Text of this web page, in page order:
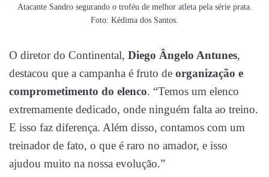
Atacante Sandro segurando o troféu de melhor atleta pela série prata.
Foto: Kédima dos Santos.
O diretor do Continental, Diego Ângelo Antunes,
destacou que a campanha é fruto de organização e
comprometimento do elenco. “Temos um elenco
extremamente dedicado, onde ninguém falta ao treino.
E isso faz diferença. Além disso, contamos com um
treinador de fato, o que é raro no amador, e isso
ajudou muito na nossa evolução.”